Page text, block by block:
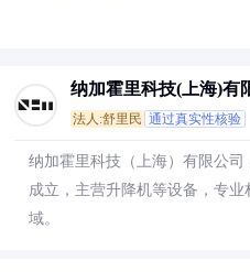
纳加霍里科技(上海)有
法人:舒里民 通过真实性核验
纳加霍里科技（上海）有限公
成立，主营升降机等设备，专
域。